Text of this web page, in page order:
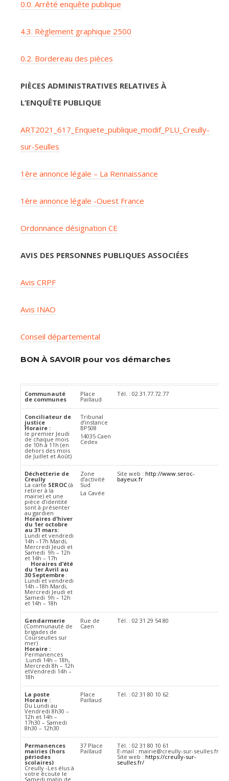
0.0. Arrêté enquête publique
4.3. Règlement graphique 2500
0.2. Bordereau des pièces
PIÈCES ADMINISTRATIVES RELATIVES À
L’ENQUÊTE PUBLIQUE
ART2021_617_Enquete_publique_modif_PLU_Creully-
sur-Seulles
1ère annonce légale – La Rennaissance
1ère annonce légale -Ouest France
Ordonnance désignation CE
AVIS DES PERSONNES PUBLIQUES ASSOCIÉES
Avis CRPF
Avis INAO
Conseil départemental
BON À SAVOIR pour vos démarches
Communauté
de communes
Place
Paillaud
Tél. : 02.31.77.72.77
Conciliateur de
justice
Horaire :
le premier Jeudi
de chaque mois
de 10h à 11h (en
dehors des mois
de Juillet et Août)
Tribunal
d’instance
BP508
14035 Caen
Cedex
Déchetterie de
Creully
La carte SEROC (à
retirer à la
mairie) et une
pièce d’identité
sont à présenter
au gardien
Horaires d’hiver
du 1er octobre
au 31 mars:
Lundi et vendredi
14h –17h Mardi,
Mercredi Jeudi et
Samedi 9h – 12h
et 14h – 17h
Horaires d’été
du 1er Avril au
30 Septembre :
Lundi et vendredi
14h –18h Mardi,
Mercredi Jeudi et
Samedi 9h – 12h
et 14h – 18h
Zone
d’activité
Sud
La Cavée
Site web : http://www.seroc-
bayeux.fr
Gendarmerie
(Communauté de
brigades de
Courseulles sur
mer)
Horaire :
Permanences
:Lundi 14h – 18h,
Mercredi 8h – 12h
etVendredi 14h –
18h
Rue de
Caen
Tél. : 02 31 29 54 80
La poste
Horaire :
Du Lundi au
Vendredi 8h30 –
12h et 14h –
17h30 – Samedi
8h30 – 12h30
Place
Paillaud
Tél. : 02 31 80 10 62
Permanences
mairies (hors
périodes
scolaires)
Creully -Les élus à
votre écoute le
Samedi matin de
37 Place
Paillaud
Tél. : 02 31 80 10 61
E-mail : mairie@creully-sur-seulles.fr
Site web : https://creully-sur-
seulles.fr/